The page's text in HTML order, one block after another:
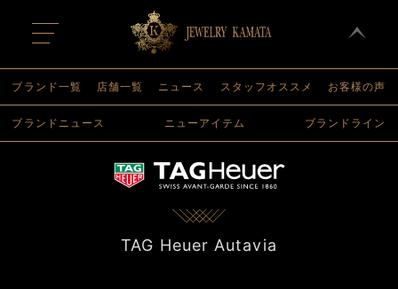
t
o
g
l
n
a
ブランド一覧 店舗一覧 ニュース スタッフオススメ お客様の声
ブランドニュース ニューアイテム ブランドライン
TAG Heuer Autavia